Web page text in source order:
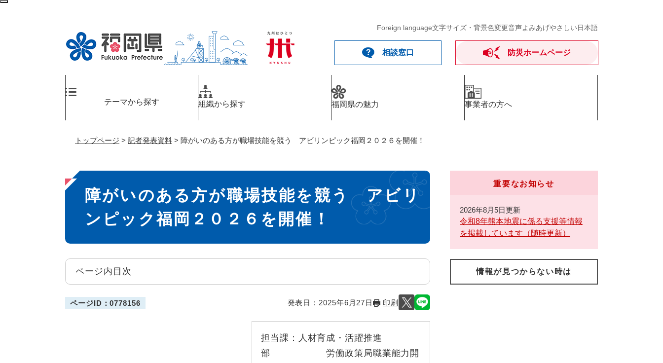
ペ
メ
Foreign language文字サイズ・背景色変更音声よみあげやさしい日本語
相談窓口 防災ホームページ
テーマから探す 組織から探す 福岡県の魅力 事業者の方へ
トップページ > 記者発表資料 > 障がいのある方が職場技能を競う アビリンピック福岡２０２６を開催！
本
文
障がいのある方が職場技能を競う アビリ
ンピック福岡２０２６を開催！
ページ内目次
ページID：0778156 発表日： 2025年6月27日 印刷
担当課： 人材育成・活躍推進
部 労働政策局職業能力開
重要なお知らせ
2026年8月5日更新
令和8年熊本地震に係る支援等情報
を掲載しています（随時更新）
情報が見つからない時は